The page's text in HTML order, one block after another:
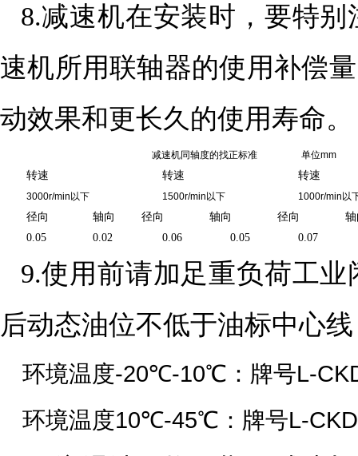
8.减速机在安装时，要特
速机所用联轴器的使用补偿
动效果和更长久的使用寿命。
减速机同轴度的找正标准 单位mm
转速 转速 转速
3000r/min以下 1500r/min以下 1000r/min以
径向 轴向 径向 轴向 径向
0.05
0.02 0.06 0.05 0.07
9.使用前请加足重负荷工
后动态油位不低于油标中心
环境温度-20℃-10℃：牌号L-
环境温度10℃-45℃：牌号L-